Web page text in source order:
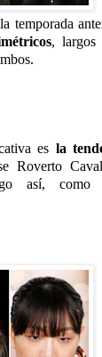
temporada
, largos
es la
Roverto
así, como